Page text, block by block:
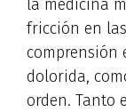
la medicina
fricción en
comprensión
dolorida,
orden. Tanto